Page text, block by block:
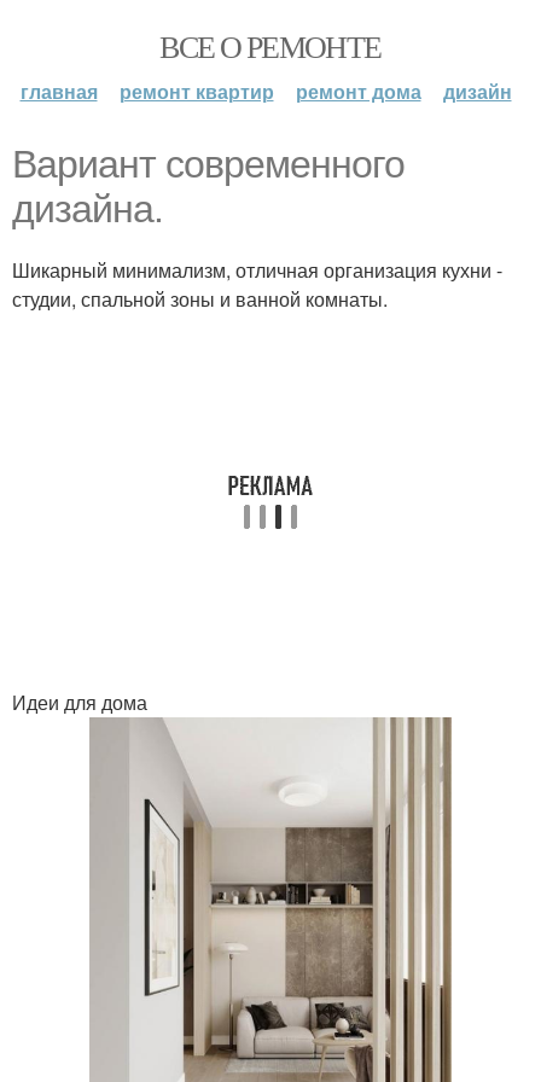
ВСЕ О РЕМОНТЕ
главная ремонт квартир ремонт дома дизайн
Вариант современного
дизайна.
Шикарный минимализм, отличная организация кухни -
студии, спальной зоны и ванной комнаты.
Идеи для дома